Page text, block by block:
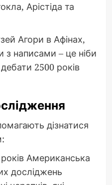
Арістіда та
Агори в Афінах,
написами – це ніби
2500 років
дізнатися
Американська
досліджень